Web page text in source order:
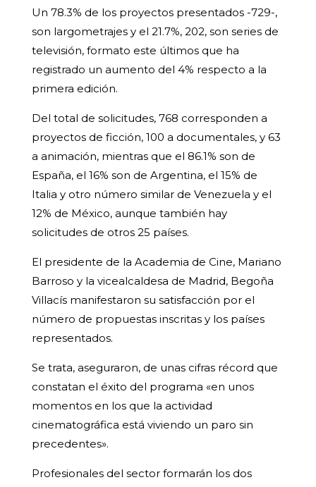
Un 78.3% de los proyectos presentados -729-,
son largometrajes y el 21.7%, 202, son series de
televisión, formato este últimos que ha
registrado un aumento del 4% respecto a la
primera edición.
Del total de solicitudes, 768 corresponden a
proyectos de ficción, 100 a documentales, y 63
a animación, mientras que el 86.1% son de
España, el 16% son de Argentina, el 15% de
Italia y otro número similar de Venezuela y el
12% de México, aunque también hay
solicitudes de otros 25 países.
El presidente de la Academia de Cine, Mariano
Barroso y la vicealcaldesa de Madrid, Begoña
Villacís manifestaron su satisfacción por el
número de propuestas inscritas y los países
representados.
Se trata, aseguraron, de unas cifras récord que
constatan el éxito del programa «en unos
momentos en los que la actividad
cinematográfica está viviendo un paro sin
precedentes».
Profesionales del sector formarán los dos